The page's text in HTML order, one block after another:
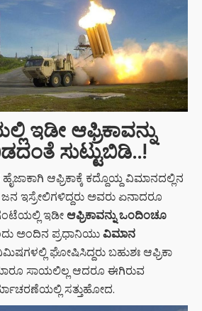
ಇಡೀ ಆಫ್ರಿಕಾವನ್ನು
ಸುಟ್ಟುಬಿಡಿ..!
ಆಫ್ರಿಕಾಕ್ಕೆ ಕದ್ದೊಯ್ದ ವಿಮಾನದಲ್ಲಿನ
ಇಸ್ರೇಲಿಗಳಿದ್ದರು ಅವರು ಏನಾದರೂ
ಇಡೀಆಫ್ರಿಕಾವನ್ನು ಒಂದಿಂಚೂ
ಅಂದಿನ ಪ್ರಧಾನಿಯುವಿಮಾನ
ಘೋಷಿಸಿದ್ದರು ಬಹುಶಃ ಆಫ್ರಿಕಾ
ಸಾಯಲಿಲ್ಲ ಆದರೂ ಈಗಿರುವ
ಸತ್ತುಹೋದ.